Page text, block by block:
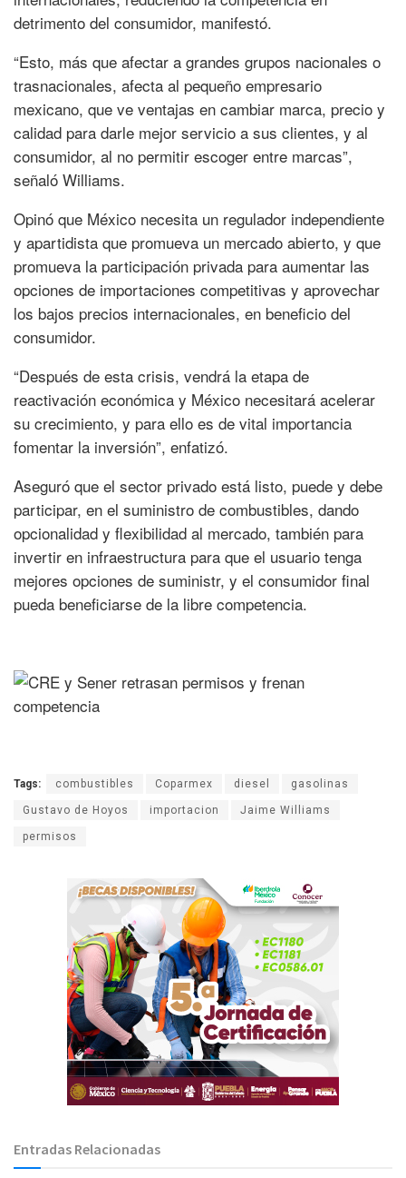
detrimento del consumidor, manifestó.
“Esto, más que afectar a grandes grupos nacionales o
trasnacionales, afecta al pequeño empresario
mexicano, que ve ventajas en cambiar marca, precio y
calidad para darle mejor servicio a sus clientes, y al
consumidor, al no permitir escoger entre marcas”,
señaló Williams.
Opinó que México necesita un regulador independiente
y apartidista que promueva un mercado abierto, y que
promueva la participación privada para aumentar las
opciones de importaciones competitivas y aprovechar
los bajos precios internacionales, en beneficio del
consumidor.
“Después de esta crisis, vendrá la etapa de
reactivación económica y México necesitará acelerar
su crecimiento, y para ello es de vital importancia
fomentar la inversión”, enfatizó.
Aseguró que el sector privado está listo, puede y debe
participar, en el suministro de combustibles, dando
opcionalidad y flexibilidad al mercado, también para
invertir en infraestructura para que el usuario tenga
mejores opciones de suministr, y el consumidor final
pueda beneficiarse de la libre competencia.
Tags: combustibles Coparmex diesel gasolinas
Gustavo de Hoyos importacion Jaime Williams
permisos
Entradas Relacionadas